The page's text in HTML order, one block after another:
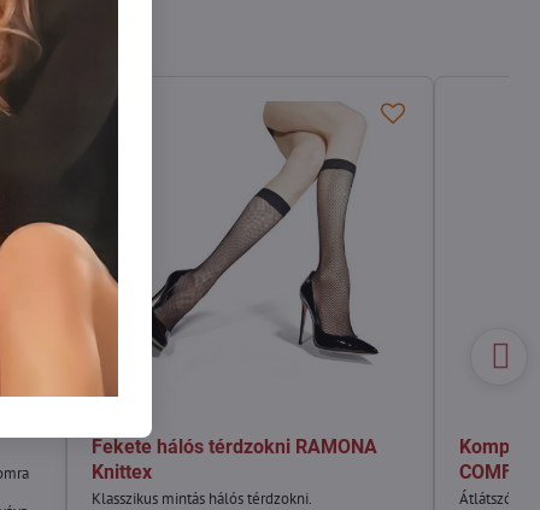
Fekete hálós térdzokni RAMONA
Knittex
Klasszikus mintás hálós térdzokni.
Átlátszó